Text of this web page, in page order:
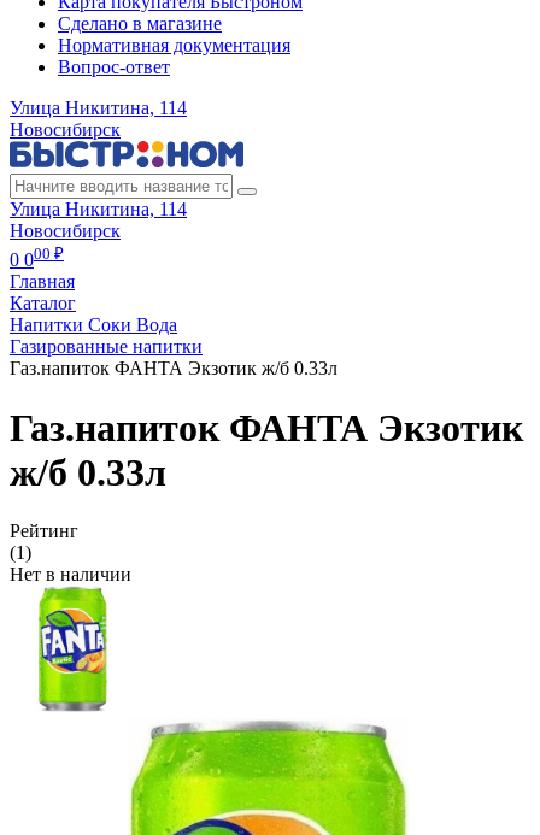
Сделано в магазине
Нормативная документация
Вопрос-ответ
Улица Никитина, 114
Новосибирск
Улица Никитина, 114
Новосибирск
0 000 ₽
Главная
Каталог
Напитки Соки Вода
Газированные напитки
Газ.напиток ФАНТА Экзотик ж/б 0.33л
Газ.напиток ФАНТА Экзотик
ж/б 0.33л
Рейтинг
(1)
Нет в наличии